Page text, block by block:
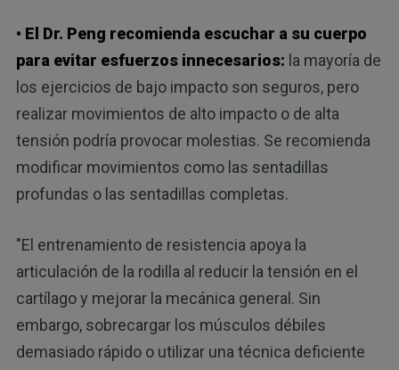
• El Dr. Peng recomienda escuchar a su cuerpo
para evitar esfuerzos innecesarios: la mayoría de
los ejercicios de bajo impacto son seguros, pero
realizar movimientos de alto impacto o de alta
tensión podría provocar molestias. Se recomienda
modificar movimientos como las sentadillas
profundas o las sentadillas completas.
"El entrenamiento de resistencia apoya la
articulación de la rodilla al reducir la tensión en el
cartílago y mejorar la mecánica general. Sin
embargo, sobrecargar los músculos débiles
demasiado rápido o utilizar una técnica deficiente